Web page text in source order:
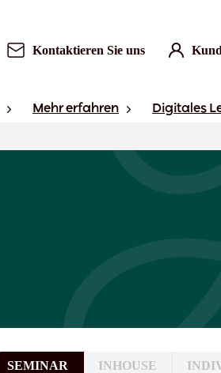
Kontaktieren Sie uns
Mehr erfahren Digitales
SEMINAR INHOUSE